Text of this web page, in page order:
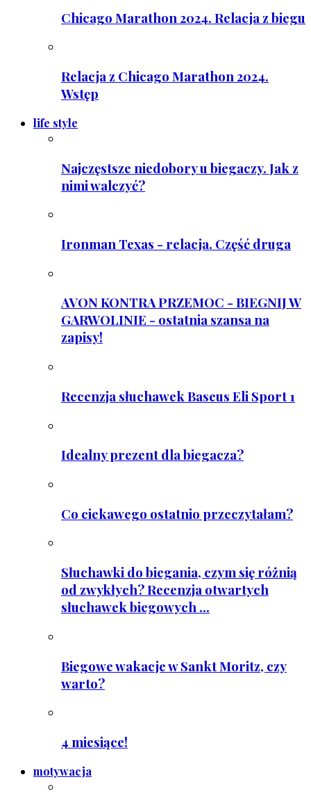
Chicago Marathon 2024. Relacja z biegu
Relacja z Chicago Marathon 2024.
Wstęp
life style
Najczęstsze niedobory u biegaczy. Jak z
nimi walczyć?
Ironman Texas - relacja. Część druga
AVON KONTRA PRZEMOC - BIEGNIJ W
GARWOLINIE - ostatnia szansa na
zapisy!
Recenzja słuchawek Baseus Eli Sport 1
Idealny prezent dla biegacza?
Co ciekawego ostatnio przeczytałam?
Słuchawki do biegania, czym się różnią
od zwykłych? Recenzja otwartych
słuchawek biegowych ...
Biegowe wakacje w Sankt Moritz, czy
warto?
4 miesiące!
motywacja